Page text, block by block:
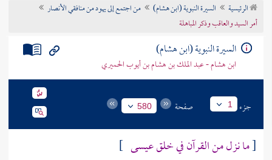
تراجم الأعلام
الرئيسية السيرة النبوية (ابن هشام)
من اجتمع إلى يهود من منافقي الأنصار
أمر السيد والعاقب وذكر المباهلة
السيرة النبوية (ابن هشام)
ابن هشام - عبد الملك بن هشام بن أيوب الحميري
جزء 1 صفحة 580
[ما نزل من القرآن في خلق عيسى ]